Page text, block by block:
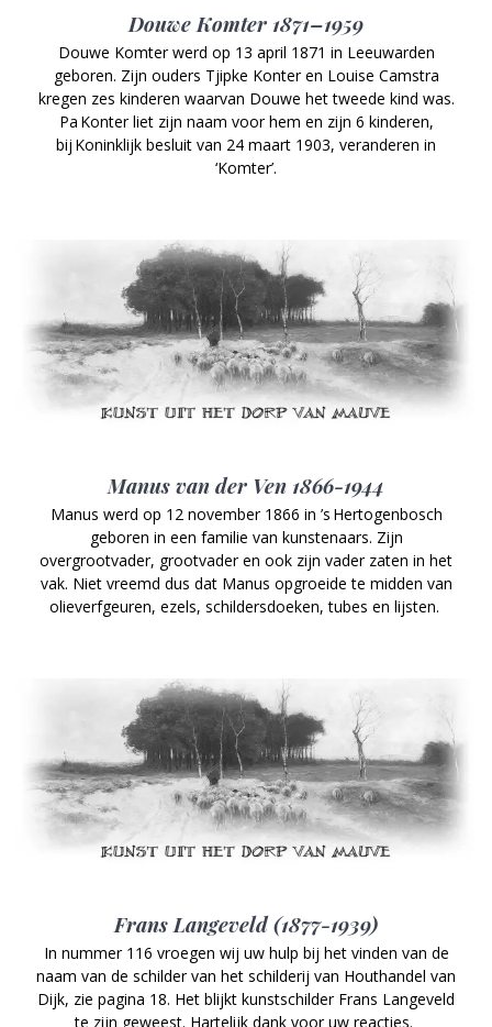
Douwe Komter 1871–1959
Douwe Komter werd op 13 april 1871 in Leeuwarden
geboren. Zijn ouders Tjipke Konter en Louise Camstra
kregen zes kinderen waarvan Douwe het tweede kind was.
Pa Konter liet zijn naam voor hem en zijn 6 kinderen,
bij Koninklijk besluit van 24 maart 1903, veranderen in
‘Komter’.
Manus van der Ven 1866-1944
Manus werd op 12 november 1866 in ’s Hertogenbosch
geboren in een familie van kunstenaars. Zijn
overgrootvader, grootvader en ook zijn vader zaten in het
vak. Niet vreemd dus dat Manus opgroeide te midden van
olieverfgeuren, ezels, schildersdoeken, tubes en lijsten.
Frans Langeveld (1877-1939)
In nummer 116 vroegen wij uw hulp bij het vinden van de
naam van de schilder van het schilderij van Houthandel van
Dijk, zie pagina 18. Het blijkt kunstschilder Frans Langeveld
te zijn geweest. Hartelijk dank voor uw reacties.